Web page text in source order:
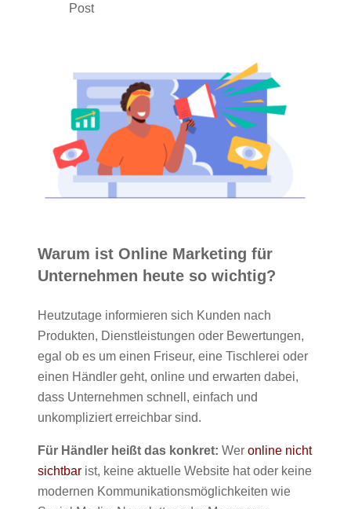
Post
Warum ist Online Marketing für
Unternehmen heute so wichtig?
Heutzutage informieren sich Kunden nach
Produkten, Dienstleistungen oder Bewertungen,
egal ob es um einen Friseur, eine Tischlerei oder
einen Händler geht, online und erwarten dabei,
dass Unternehmen schnell, einfach und
unkompliziert erreichbar sind.
Für Händler heißt das konkret: Wer online nicht
sichtbar ist, keine aktuelle Website hat oder keine
modernen Kommunikationsmöglichkeiten wie